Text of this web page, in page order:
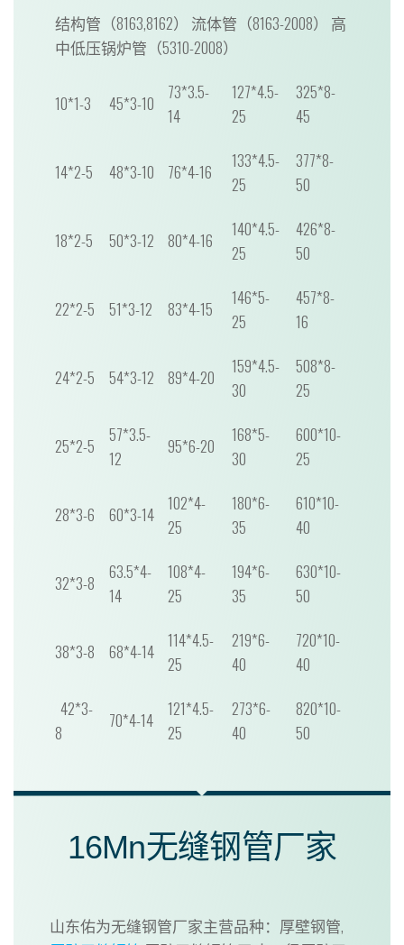
结构管（8163,8162） 流体管（8163-2008） 高
中低压锅炉管（5310-2008）
10*1-3 45*3-10
73*3.5-
14
127*4.5-
25
325*8-
45
14*2-5 48*3-10 76*4-16
133*4.5-
25
377*8-
50
18*2-5 50*3-12 80*4-16
140*4.5-
25
426*8-
50
22*2-5 51*3-12 83*4-15
146*5-
25
457*8-
16
24*2-5 54*3-12 89*4-20
159*4.5-
30
508*8-
25
25*2-5
57*3.5-
12
95*6-20
168*5-
30
600*10-
25
28*3-6 60*3-14
102*4-
25
180*6-
35
610*10-
40
32*3-8
63.5*4-
14
108*4-
25
194*6-
35
630*10-
50
38*3-8 68*4-14
114*4.5-
25
219*6-
40
720*10-
40
42*3-
8
70*4-14
121*4.5-
25
273*6-
40
820*10-
50
16Mn无缝钢管厂家
山东佑为无缝钢管厂家主营品种：厚壁钢管,